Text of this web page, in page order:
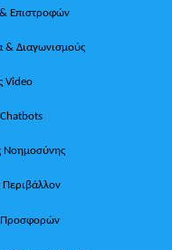
Επιστροφών
& Διαγωνισμούς
Video
Νοημοσύνης
Περιβάλλον
Προσφορών